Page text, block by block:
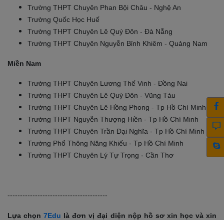
Trường THPT Chuyên Phan Bội Châu - Nghệ An
Trường Quốc Học Huế
Trường THPT Chuyên Lê Quý Đôn - Đà Nẵng
Trường THPT Chuyên Nguyễn Bỉnh Khiêm - Quảng Nam
Miền Nam
Trường THPT Chuyên Lương Thế Vinh - Đồng Nai
Trường THPT Chuyên Lê Quý Đôn - Vũng Tàu
Trường THPT Chuyên Lê Hồng Phong - Tp Hồ Chí Minh
Trường THPT Nguyễn Thượng Hiền - Tp Hồ Chí Minh
Trường THPT Chuyên Trần Đại Nghĩa - Tp Hồ Chí Minh
Trường Phổ Thông Năng Khiếu - Tp Hồ Chí Minh
Trường THPT Chuyên Lý Tự Trọng - Cần Thơ
----------------------------------------
Lựa chọn7Edu là đơn vị đại diện nộp hồ sơ xin học và xin